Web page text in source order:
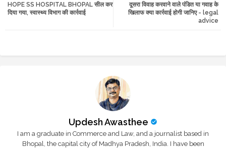
tte ats
दूसरा विवाह करवाने वाले पंडित या गवाह के
खिलाफ क्या कार्रवाई होगी जानिए - legal
advice
HOPE SS HOSPITAL BHOPAL सील कर
दिया गया, स्वास्थ्य विभाग की कार्रवाई
Updesh Awasthee
I am a graduate in Commerce and Law, and a journalist based in
Bhopal, the capital city of Madhya Pradesh, India. I have been